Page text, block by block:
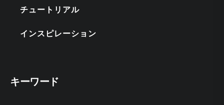
チュートリアル
インスピレーション
キーワード